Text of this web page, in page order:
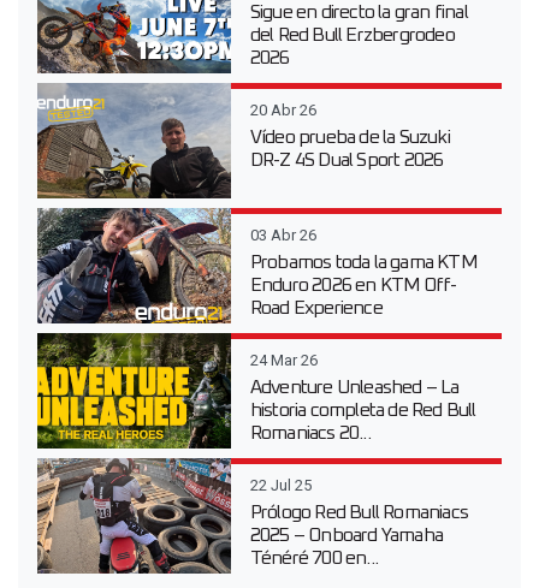
Sigue en directo la gran final
del Red Bull Erzbergrodeo
2026
20 Abr 26
Vídeo prueba de la Suzuki
DR-Z 4S Dual Sport 2026
03 Abr 26
Probamos toda la gama KTM
Enduro 2026 en KTM Off-
Road Experience
24 Mar 26
Adventure Unleashed – La
historia completa de Red Bull
Romaniacs 20...
22 Jul 25
Prólogo Red Bull Romaniacs
2025 – Onboard Yamaha
Ténéré 700 en...